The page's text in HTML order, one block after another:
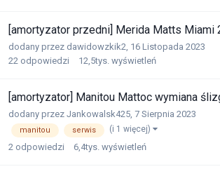
[amortyzator przedni] Merida Matts Miami
dodany przez dawidowzkik2, 16 Listopada 2023
22 odpowiedzi 12,5tys. wyświetleń
[amortyzator] Manitou Mattoc wymiana
dodany przez Jankowalsk425, 7 Sierpnia 2023
manitou serwis (i 1 więcej)
2 odpowiedzi 6,4tys. wyświetleń